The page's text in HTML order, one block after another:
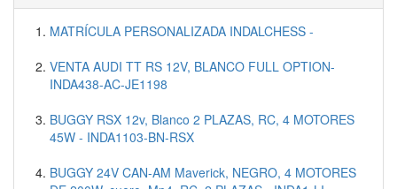
MATRÍCULA PERSONALIZADA INDALCHESS -
VENTA AUDI TT RS 12V, BLANCO FULL OPTION-
INDA438-AC-JE1198
BUGGY RSX 12v, Blanco 2 PLAZAS, RC, 4 MOTORES
45W - INDA1103-BN-RSX
BUGGY 24V CAN-AM Maverick, NEGRO, 4 MOTORES